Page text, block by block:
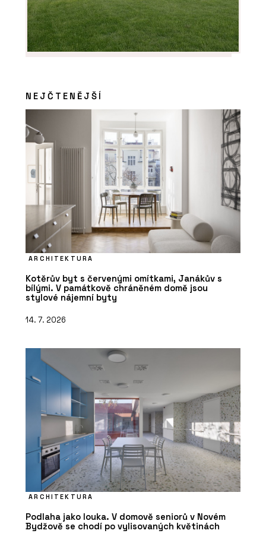
NEJČTENĚJŠÍ
ARCHITEKTURA
Kotěrův byt s červenými omítkami, Janákův s
bílými. V památkově chráněném domě jsou
stylové nájemní byty
14. 7. 2026
ARCHITEKTURA
Podlaha jako louka. V domově seniorů v Novém
Bydžově se chodí po vylisovaných květinách